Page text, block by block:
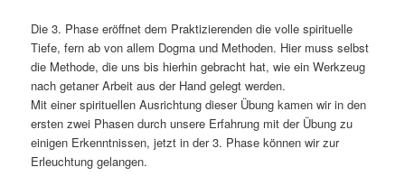
Die 3. Phase eröffnet dem Praktizierenden die volle spirituelle
Tiefe, fern ab von allem Dogma und Methoden. Hier muss selbst
die Methode, die uns bis hierhin gebracht hat, wie ein Werkzeug
nach getaner Arbeit aus der Hand gelegt werden.
Mit einer spirituellen Ausrichtung dieser Übung kamen wir in den
ersten zwei Phasen durch unsere Erfahrung mit der Übung zu
einigen Erkenntnissen, jetzt in der 3. Phase können wir zur
Erleuchtung gelangen.